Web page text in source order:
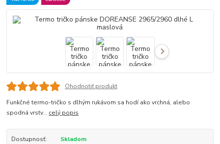
Ohodnotiť produkt
Funkčné termo-tričko s dlhým rukávom sa hodí ako vrchná, alebo
spodná vrstv... celý popis
Dostupnosť:
Skladom